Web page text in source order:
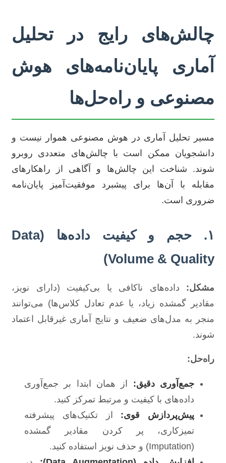
چالش‌های رایج در تحلیل
آماری پایان‌نامه‌های هوش
مصنوعی و راه‌حل‌ها
مسیر تحلیل آماری در هوش مصنوعی هموار نیست و
دانشجویان ممکن است با چالش‌های متعددی روبرو
شوند. شناخت این چالش‌ها و آگاهی از راهکارهای
مقابله با آن‌ها برای پیشبرد موفقیت‌آمیز پایان‌نامه
ضروری است.
۱. حجم و کیفیت داده‌ها (Data
Volume & Quality)
مشکل: داده‌های ناکافی یا بی‌کیفیت (دارای نویز،
مقادیر گمشده زیاد، یا عدم تعادل کلاس‌ها) می‌توانند
منجر به مدل‌های ضعیف و نتایج آماری غیرقابل اعتماد
شوند.
راه‌حل:
جمع‌آوری دقیق: از همان ابتدا بر جمع‌آوری
داده‌های با کیفیت و مرتبط تمرکز کنید.
پیش‌پردازش قوی: از تکنیک‌های پیشرفته
تمیزکاری، پر کردن مقادیر گمشده
(Imputation) و حذف نویز استفاده کنید.